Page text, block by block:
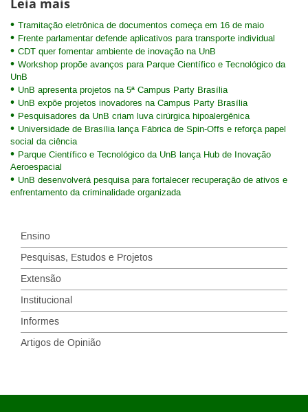
Tramitação eletrônica de documentos começa em 16 de maio
Frente parlamentar defende aplicativos para transporte individual
CDT quer fomentar ambiente de inovação na UnB
Workshop propõe avanços para Parque Científico e Tecnológico da
UnB
UnB apresenta projetos na 5ª Campus Party Brasília
UnB expõe projetos inovadores na Campus Party Brasília
Pesquisadores da UnB criam luva cirúrgica hipoalergênica
Universidade de Brasília lança Fábrica de Spin-Offs e reforça papel
social da ciência
Parque Científico e Tecnológico da UnB lança Hub de Inovação
Aeroespacial
UnB desenvolverá pesquisa para fortalecer recuperação de ativos e
enfrentamento da criminalidade organizada
Ensino
Pesquisas, Estudos e Projetos
Extensão
Institucional
Informes
Artigos de Opinião